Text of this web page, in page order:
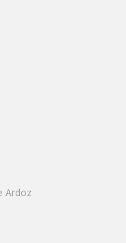
Ardoz